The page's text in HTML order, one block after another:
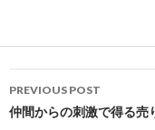
Post
navigation
PREVIOUS POST
仲間からの刺激で得る売